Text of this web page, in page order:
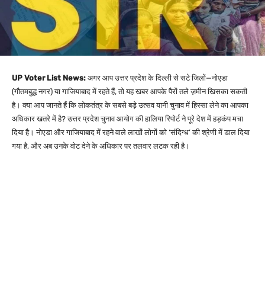
UP Voter List News: अगर आप उत्तर प्रदेश के दिल्ली से सटे जिलों—नोएडा
(गौतमबुद्ध नगर) या गाजियाबाद में रहते हैं, तो यह खबर आपके पैरों तले ज़मीन खिसका सकती
है। क्या आप जानते हैं कि लोकतंत्र के सबसे बड़े उत्सव यानी चुनाव में हिस्सा लेने का आपका
अधिकार खतरे में है? उत्तर प्रदेश चुनाव आयोग की हालिया रिपोर्ट ने पूरे देश में हड़कंप मचा
दिया है। नोएडा और गाजियाबाद में रहने वाले लाखों लोगों को ‘संदिग्ध’ की श्रेणी में डाल दिया
गया है, और अब उनके वोट देने के अधिकार पर तलवार लटक रही है।